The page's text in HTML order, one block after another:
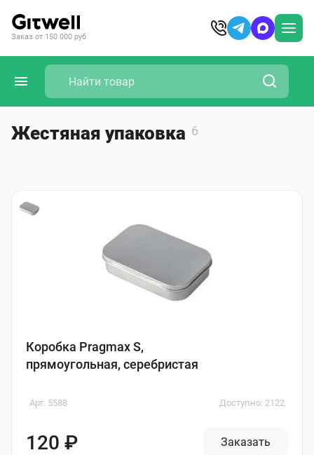
Заказ от 150 000 руб
Жестяная упаковка 6
Коробка Pragmax S,
прямоугольная, серебристая
Арт. 5588 Доступно: 2122
120 ₽ Заказать